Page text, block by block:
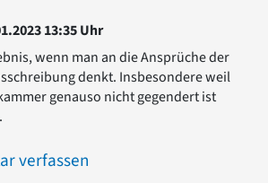
13:35 Uhr
wenn man an die Ansprüche der
denkt. Insbesondere weil
genauso nicht gegendert ist
verfassen